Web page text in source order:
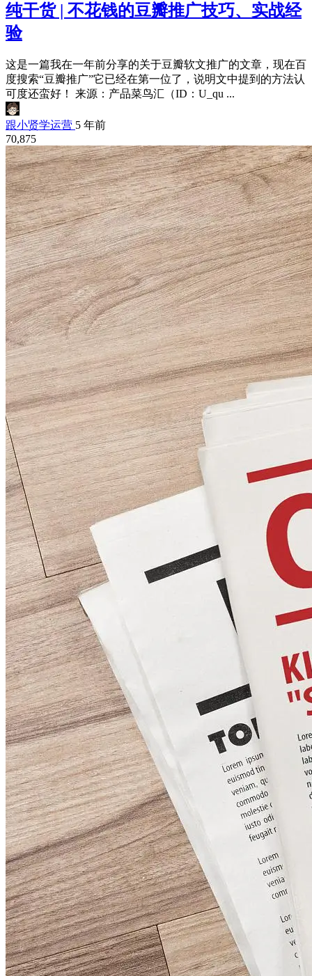
纯干货 | 不花钱的豆瓣推广技巧、实战经
验
这是一篇我在一年前分享的关于豆瓣软文推广的文章，现在百
度搜索“豆瓣推广”它已经在第一位了，说明文中提到的方法认
可度还蛮好！ 来源：产品菜鸟汇（ID：U_qu ...
跟小贤学运营 5 年前
70,875